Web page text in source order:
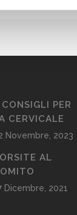
PER
CERVICALE
Novembre, 2023
AL
Dicembre, 2021